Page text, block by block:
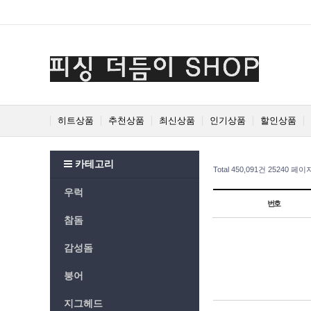
PrevNext
히트상품 추천상품 최신상품 인기상품 할인상품
카테고리
우럭
참돔
감성돔
붕어
지그헤드
Total 450,091건 25240 페이
번호